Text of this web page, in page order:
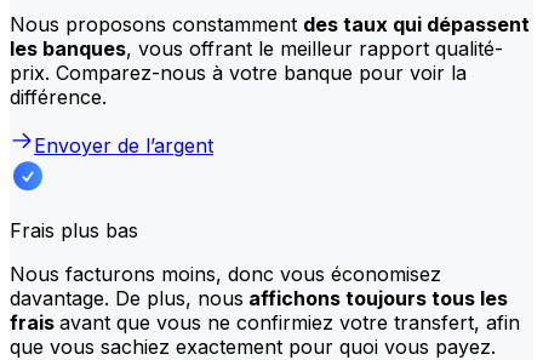
Nous proposons constamment des taux qui dépassent
les banques, vous offrant le meilleur rapport qualité-
prix. Comparez-nous à votre banque pour voir la
différence.
Envoyer de l’argent
Frais plus bas
Nous facturons moins, donc vous économisez
davantage. De plus, nous affichons toujours tous les
frais avant que vous ne confirmiez votre transfert, afin
que vous sachiez exactement pour quoi vous payez.